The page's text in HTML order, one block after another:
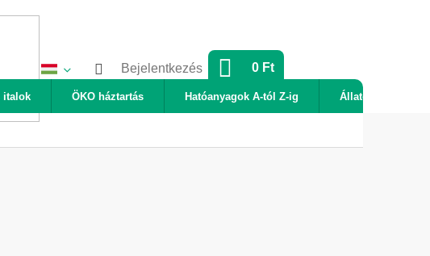
Bejelentkezés KOSÁR
0 Ft
italok ÖKO háztartás Hatóanyagok A-tól Z-ig Állatok